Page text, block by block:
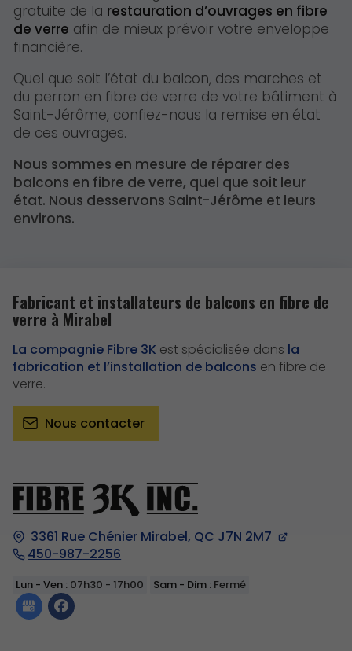
gratuite de la restauration d’ouvrages en fibre
de verre afin de mieux prévoir votre enveloppe
financière.
Quel que soit l’état du balcon, des marches et
du perron en fibre de verre de votre bâtiment à
Saint-Jérôme, confiez-nous la remise en état
de ces ouvrages.
Nous sommes en mesure de réparer des
balcons en fibre de verre, quel que soit leur
état. Nous desservons Saint-Jérôme et leurs
environs.
3361 Rue Chénier Mirabel, QC J7N 2M7
450-987-2256
Lun - Ven : 07h30 - 17h00 Sam - Dim : Fermé
Fabricant et installateurs de balcons en fibre de
verre à Mirabel
La compagnie Fibre 3K est spécialisée dans la
fabrication et l’installation de balcons en fibre de
verre.
Nous contacter